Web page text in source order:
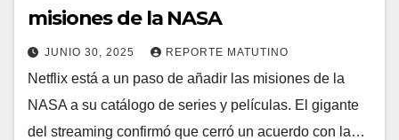
misiones de la NASA
JUNIO 30, 2025 REPORTE MATUTINO
Netflix está a un paso de añadir las misiones de la
NASA a su catálogo de series y películas. El gigante
del streaming confirmó que cerró un acuerdo con la…